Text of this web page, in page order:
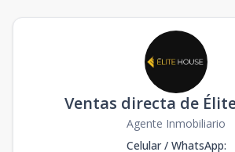
Ventas directa de
Agente Inmobiliario
Celular / WhatsApp: